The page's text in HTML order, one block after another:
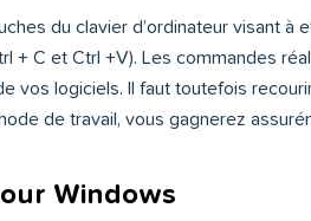
du clavier d’ordinateur visant
+ C et Ctrl +V). Les commandes
logiciels. Il faut toutefois
de travail, vous gagnerez
Windows